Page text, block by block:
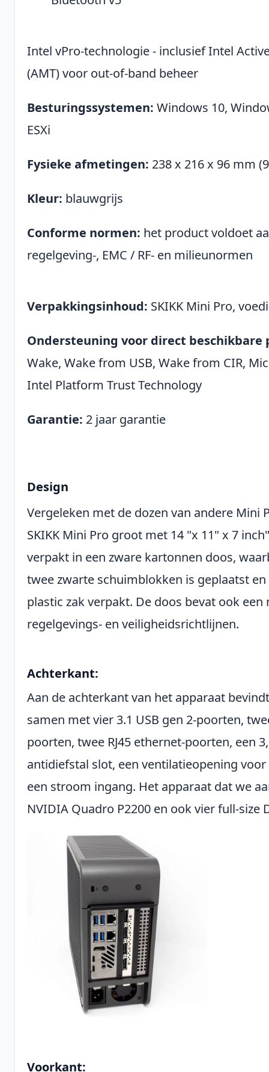
Intel vPro-technologie - inclusief Intel
(AMT) voor out-of-band beheer
Besturingssystemen: Windows 10,
ESXi
Fysieke afmetingen: 238 x 216 x 96 mm
Kleur: blauwgrijs
Conforme normen: het product voldoet
regelgeving-, EMC / RF- en milieunormen
Verpakkingsinhoud: SKIKK Mini Pro,
Ondersteuning voor direct beschikbare
Wake, Wake from USB, Wake from CIR,
Intel Platform Trust Technology
Garantie: 2 jaar garantie
Design
Vergeleken met de dozen van andere Mini
SKIKK Mini Pro groot met 14 "x 11" x 7
verpakt in een zware kartonnen doos,
twee zwarte schuimblokken is geplaatst
plastic zak verpakt. De doos bevat ook een
regelgevings- en veiligheidsrichtlijnen.
Achterkant:
Aan de achterkant van het apparaat
samen met vier 3.1 USB gen 2-poorten,
poorten, twee RJ45 ethernet-poorten, een
antidiefstal slot, een ventilatieopening
een stroom ingang. Het apparaat dat we
NVIDIA Quadro P2200 en ook vier full-size
Voorkant: